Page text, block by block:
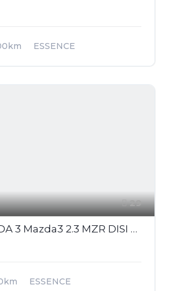
ESSENCE
29
MAZDA MAZDA 3 Mazda3 2.3 MZR DISI Turbo - 260 2009 BERLINE MPS PHASE 1
ESSENCE